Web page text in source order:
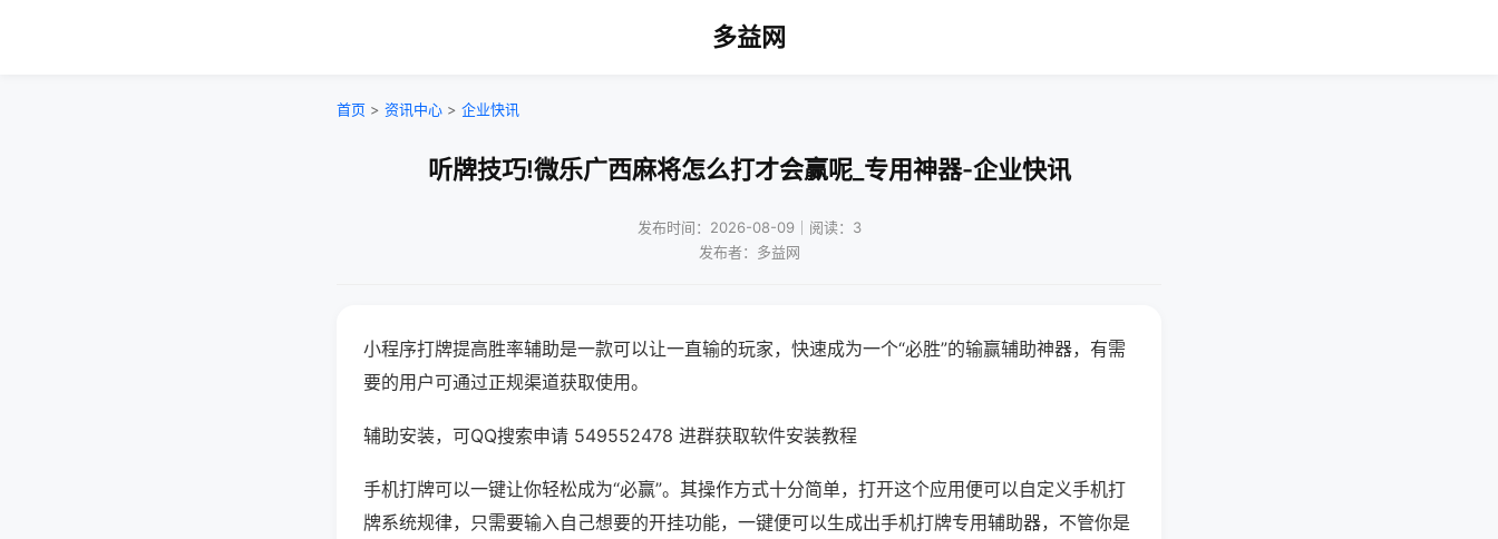
多益网
首页 > 资讯中心 > 企业快讯
听牌技巧!微乐广西麻将怎么打才会赢呢_专用神器-企业快讯
发布时间：2026-08-09｜阅读：3
发布者：多益网
小程序打牌提高胜率辅助是一款可以让一直输的玩家，快速成为一个“必胜”的输赢辅助神器，有需
要的用户可通过正规渠道获取使用。
辅助安装，可QQ搜索申请 549552478 进群获取软件安装教程
手机打牌可以一键让你轻松成为“必赢”。其操作方式十分简单，打开这个应用便可以自定义手机打
牌系统规律，只需要输入自己想要的开挂功能，一键便可以生成出手机打牌专用辅助器，不管你是